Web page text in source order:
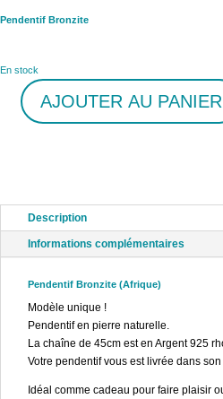
Pendentif Bronzite
En stock
quantité
AJOUTER AU PANIER
Description
Informations complémentaires
Pendentif Bronzite (Afrique)
Modèle unique !
Pendentif en pierre naturelle.
La chaîne de 45cm est en Argent 925
Votre pendentif vous est livrée dans
Idéal comme cadeau pour faire plaisir